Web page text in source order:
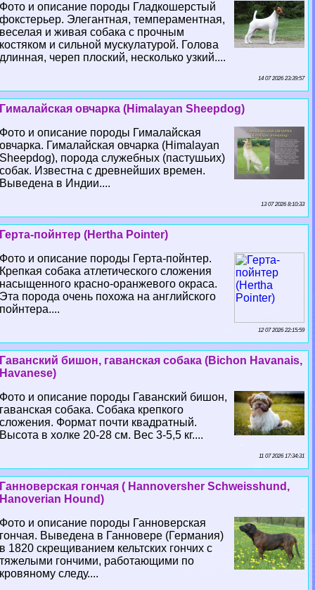
Фото и описание породы Гладкошерстый
фокстерьер. Элегантная, темпераментная,
веселая и живая собака с прочным
костяком и сильной мускулатурой. Голова
длинная, череп плоский, несколько узкий....
14 07 2026 23:39:57
Гималайская овчарка (Himalayan Sheepdog)
Фото и описание породы Гималайская
овчарка. Гималайская овчарка (Himalayan
Sheepdog), порода служебных (пастушьих)
собак. Известна с древнейших времен.
Выведена в Индии....
13 07 2026 8:10:33
Герта-пойнтер (Hertha Pointer)
Фото и описание породы Герта-пойнтер.
Крепкая собака атлетического сложения
насыщенного красно-оранжевого окраса.
Эта порода очень похожа на английского
пойнтера....
12 07 2026 22:15:59
Гаванский бишон, гаванская собака (Bichon Havanais,
Havanese)
Фото и описание породы Гаванский бишон,
гаванская собака. Собака крепкого
сложения. Формат почти квадратный.
Высота в холке 20-28 см. Вес 3-5,5 кг....
11 07 2026 17:34:31
Ганноверская гончая ( Hannoversher Schweisshund,
Hanoverian Hound)
Фото и описание породы Ганноверская
гончая. Выведена в Ганновере (Германия)
в 1820 скрещиванием кельтских гончих с
тяжелыми гончими, работающими по
кровяному следу....